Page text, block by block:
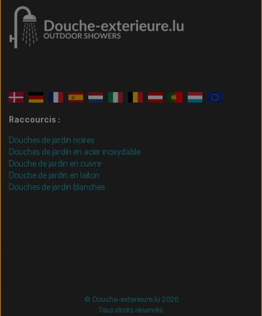
Raccourcis :
Douches de jardin noires
Douches de jardin en acier inoxydable
Douche de jardin en cuivre
Douche de jardin en laiton
Douches de jardin blanches
© Douche-exterieure.lu 2026
Tous droits réservés.